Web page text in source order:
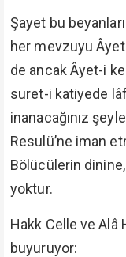
Şayet bu
her mevzuyu
de ancak Âyet-i
suret-i katiyede
inanacağınız
Resulü’ne iman
Bölücülerin
yoktur.
Hakk Celle ve Alâ
buyuruyor: